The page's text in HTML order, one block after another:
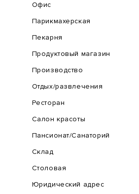
Офис
Парикмахерская
Пекарня
Продуктовый магазин
Производство
Отдых/развлечения
Ресторан
Салон красоты
Пансионат/Санаторий
Склад
Столовая
Юридический адрес